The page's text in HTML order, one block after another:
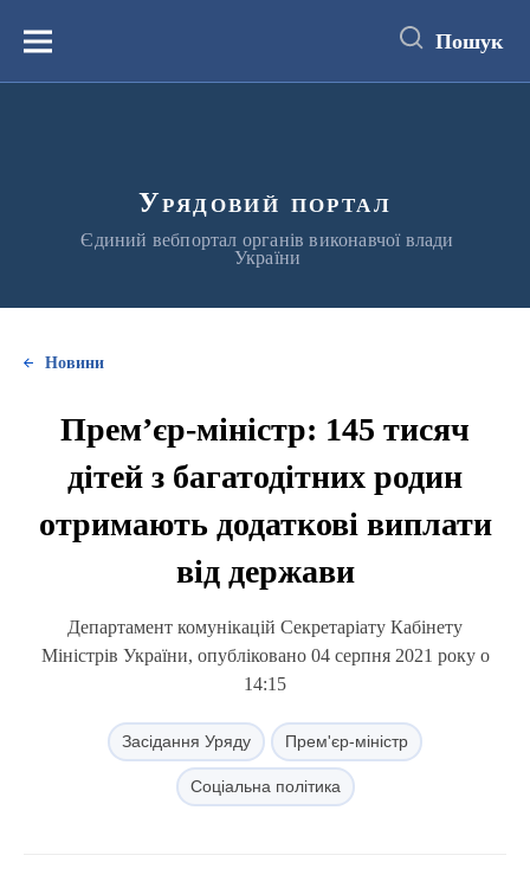
вмістуМеню Пошук
Урядовий портал
Єдиний вебпортал органів виконавчої влади
України
Новини
Прем’єр-міністр: 145 тисяч
дітей з багатодітних родин
отримають додаткові виплати
від держави
Департамент комунікацій Секретаріату Кабінету
Міністрів України, опубліковано 04 серпня 2021 року о
14:15
Засідання Уряду Прем'єр-міністр
Соціальна політика